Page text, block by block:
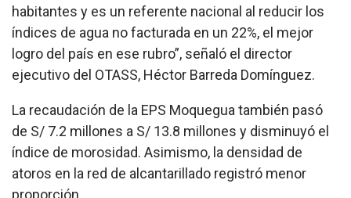
habitantes y es un referente nacional al reducir los
índices de agua no facturada en un 22%, el mejor
logro del país en ese rubro”, señaló el director
ejecutivo del OTASS, Héctor Barreda Domínguez.
La recaudación de la EPS Moquegua también pasó
de S/ 7.2 millones a S/ 13.8 millones y disminuyó el
índice de morosidad. Asimismo, la densidad de
atoros en la red de alcantarillado registró menor